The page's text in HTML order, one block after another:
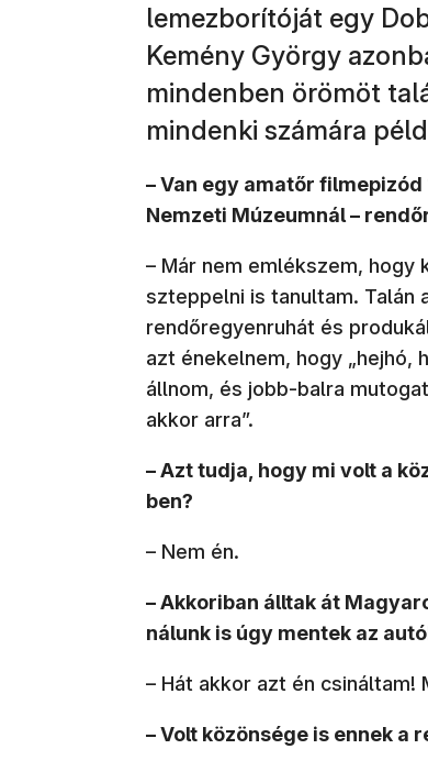
lemezborítóját egy
Kemény György
mindenben örömöt
mindenki számára
– Van egy amatőr
Nemzeti Múzeumnál –
– Már nem emlékszem, hogy
szteppelni is tanultam. Talán
rendőregyenruhát és
azt énekelnem, hogy „hejhó,
állnom, és jobb-balra
akkor arra”.
– Azt tudja, hogy mi volt a
ben?
– Nem én.
– Akkoriban álltak át
nálunk is úgy mentek az
– Hát akkor azt én csináltam!
– Volt közönsége is ennek a